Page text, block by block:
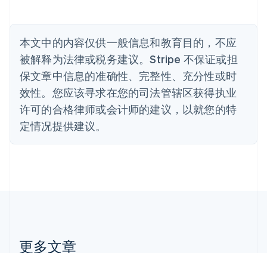
本文中的内容仅供一般信息和教育目的，不应
被解释为法律或税务建议。Stripe 不保证或担
保文章中信息的准确性、完整性、充分性或时
效性。您应该寻求在您的司法管辖区获得执业
许可的合格律师或会计师的建议，以就您的特
定情况提供建议。
更多文章
English
丹麦
English
德国
DeutschEnglish
法国
FrançaisEnglish
芬兰
EnglishSvenska
English Italiano
拉脱维亚